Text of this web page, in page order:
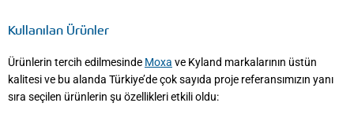
Kullanılan Ürünler
Ürünlerin tercih edilmesinde Moxa ve Kyland markalarının üstün
kalitesi ve bu alanda Türkiye’de çok sayıda proje referansımızın yanı
sıra seçilen ürünlerin şu özellikleri etkili oldu: